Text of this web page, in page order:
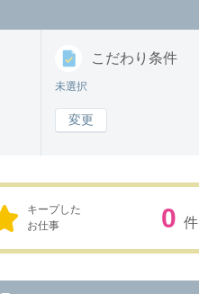
こだわり 条件
未選択
変更
キープした
お仕事
0 件